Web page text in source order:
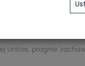
Siedleckich,
modlących się na
Unitas, pragnie